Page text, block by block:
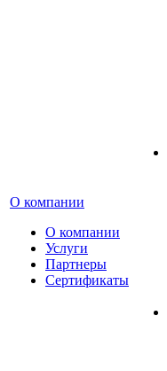
О компании
О компании
Услуги
Партнеры
Сертификаты